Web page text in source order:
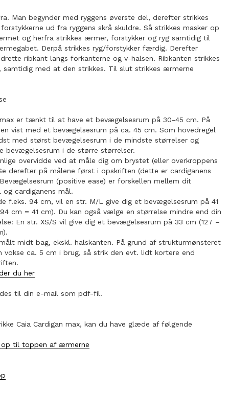
Man begynder med ryggens øverste del, derefter strikkes
ud fra ryggens skrå skuldre. Så strikkes masker op
og herfra strikkes ærmer, forstykker og ryg samtidig til
Derpå strikkes ryg/forstykker færdig. Derefter
ribkant langs forkanterne og v-halsen. Ribkanten strikkes
samtidig med at den strikkes. Til slut strikkes ærmerne
max er tænkt til at have et bevægelsesrum på 30-45 cm. På
vist med et bevægelsesrum på ca. 45 cm. Som hovedregel
med størst bevægelsesrum i de mindste størrelser og
bevægelsesrum i de større størrelser.
overvidde ved at måle dig om brystet (eller overkroppens
derefter på målene først i opskriften (dette er cardiganens
(positive ease) er forskellen mellem dit
og cardiganens mål.
f.eks. 94 cm, vil en str. M/L give dig et bevægelsesrum på 41
cm = 41 cm). Du kan også vælge en størrelse mindre end din
En str. XS/S vil give dig et bevægelsesrum på 33 cm (127 –
midt bag, ekskl. halskanten. På grund af strukturmønsteret
vokse ca. 5 cm i brug, så strik den evt. lidt kortere end
du her
til din e-mail som pdf-fil.
Caia Cardigan max, kan du have glæde af følgende
op til toppen af ærmerne